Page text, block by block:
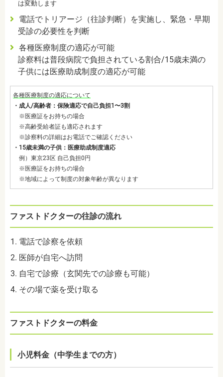
は変動します
電話でトリアージ（往診判断）を実施し、緊急・早期
受診の必要性を判断
各種医療制度の適応が可能
診察料は普段病院で負担されている割合/15歳未満の
子供には医療助成制度の適応が可能
各種医療制度の適応について
・成人/高齢者：保険適応で自己負担1〜3割
※医療証をお持ちの場合
※高齢受給者証も適応されます
※診察料の詳細はお電話でご確認ください
・15歳未満の子供：医療助成制度適応
例）東京23区 自己負担0円
※医療証をお持ちの場合
※地域によって制度の対象年齢が異なります
ファストドクターの往診の流れ
電話で診察を依頼
医師が自宅へ訪問
自宅で診療（玄関先での診療も可能）
その場で薬を受け取る
ファストドクターの料金
小児料金（中学生までの方）